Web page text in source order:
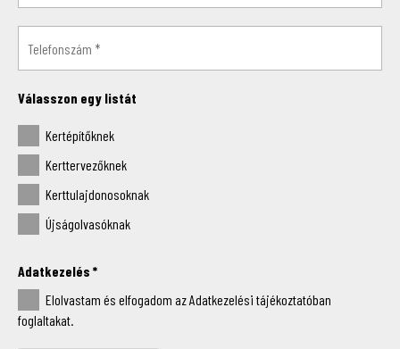
Válasszon egy listát
Kertépítőknek
Kerttervezőknek
Kerttulajdonosoknak
Újságolvasóknak
Adatkezelés *
Elolvastam és elfogadom az Adatkezelési tájékoztatóban
foglaltakat.